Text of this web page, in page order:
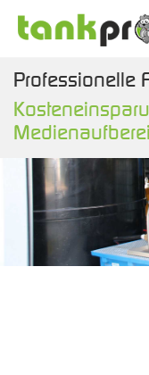
Professionelle